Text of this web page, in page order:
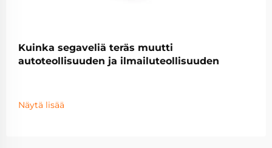
Kuinka segaveliä teräs muutti
autoteollisuuden ja ilmailuteollisuuden
Näytä lisää